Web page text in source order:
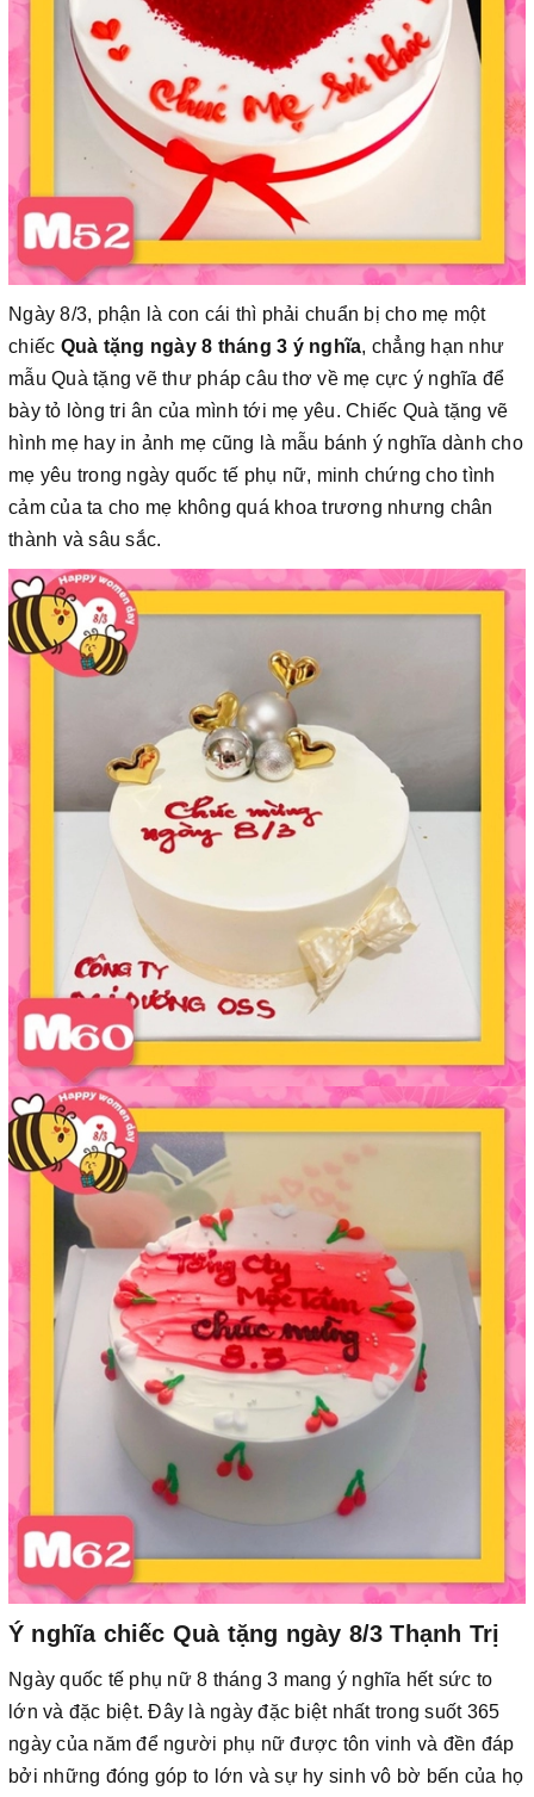
Ngày 8/3, phận là con cái thì phải chuẩn bị cho mẹ một
chiếc Quà tặng ngày 8 tháng 3 ý nghĩa, chẳng hạn như
mẫu Quà tặng vẽ thư pháp câu thơ về mẹ cực ý nghĩa để
bày tỏ lòng tri ân của mình tới mẹ yêu. Chiếc Quà tặng vẽ
hình mẹ hay in ảnh mẹ cũng là mẫu bánh ý nghĩa dành cho
mẹ yêu trong ngày quốc tế phụ nữ, minh chứng cho tình
cảm của ta cho mẹ không quá khoa trương nhưng chân
thành và sâu sắc.
Ý nghĩa chiếc Quà tặng ngày 8/3 Thạnh Trị
Ngày quốc tế phụ nữ 8 tháng 3 mang ý nghĩa hết sức to
lớn và đặc biệt. Đây là ngày đặc biệt nhất trong suốt 365
ngày của năm để người phụ nữ được tôn vinh và đền đáp
bởi những đóng góp to lớn và sự hy sinh vô bờ bến của họ